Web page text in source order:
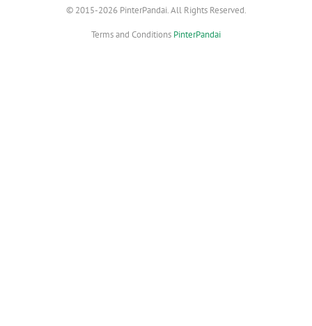
© 2015-2026 PinterPandai. All Rights Reserved.
Terms and Conditions PinterPandai